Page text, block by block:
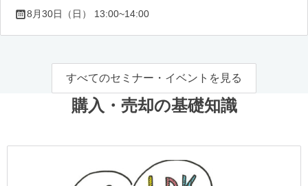
8月30日（日） 13:00~14:00
すべてのセミナー・イベントを見る
購入・売却の基礎知識